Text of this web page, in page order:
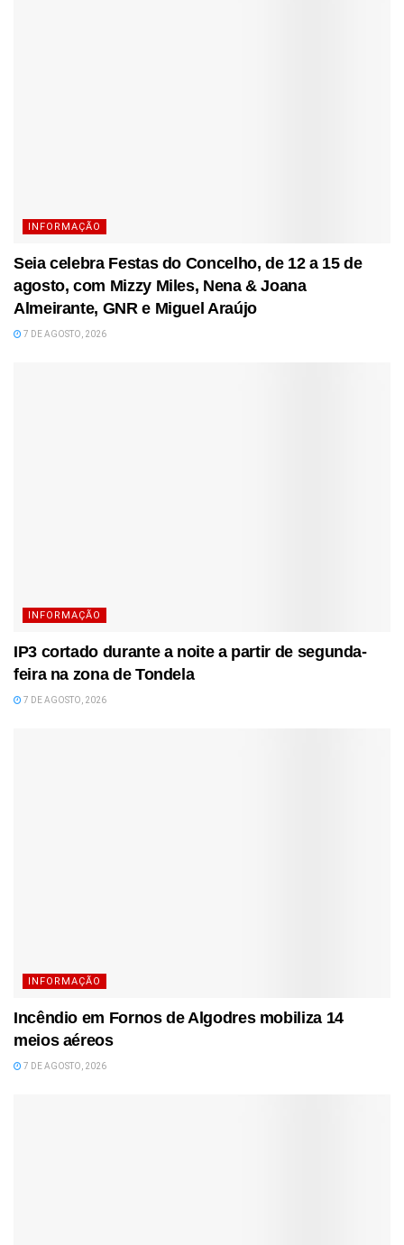
INFORMAÇÃO
Seia celebra Festas do Concelho, de 12 a 15 de
agosto, com Mizzy Miles, Nena & Joana
Almeirante, GNR e Miguel Araújo
7 DE AGOSTO, 2026
INFORMAÇÃO
IP3 cortado durante a noite a partir de segunda-
feira na zona de Tondela
7 DE AGOSTO, 2026
INFORMAÇÃO
Incêndio em Fornos de Algodres mobiliza 14
meios aéreos
7 DE AGOSTO, 2026